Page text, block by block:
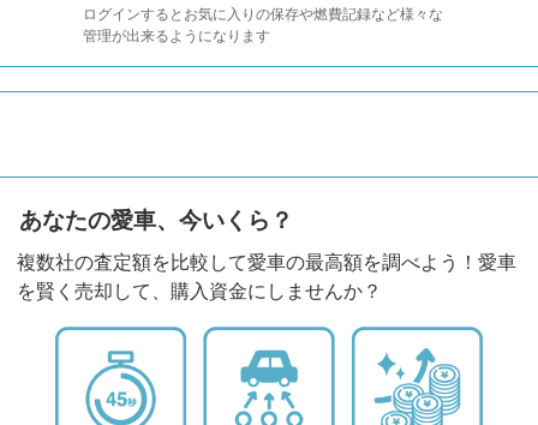
ログインするとお気に入りの保存や燃費記録など様々な
管理が出来るようになります
あなたの愛車、今いくら？
複数社の査定額を比較して愛車の最高額を調べよう！愛車
を賢く売却して、購入資金にしませんか？